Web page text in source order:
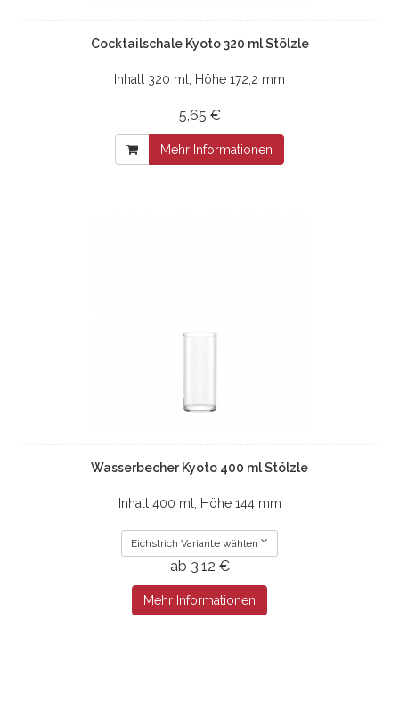
Cocktailschale Kyoto 320 ml Stölzle
Inhalt 320 ml, Höhe 172,2 mm
5,65 €
Mehr Informationen
Wasserbecher Kyoto 400 ml Stölzle
Inhalt 400 ml, Höhe 144 mm
Eichstrich Variante wählen
ab 3,12 €
Mehr Informationen